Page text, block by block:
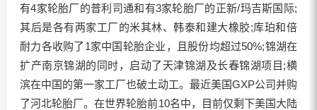
有4家轮胎厂的普利司通和有3家轮胎厂的正新/玛吉斯国际;
其后是各有两家工厂的米其林、韩泰和建大橡胶;库珀和倍
耐力各收购了1家中国轮胎企业，且股份均超过50%;锦湖在
扩产南京锦湖的同时，启动了天津锦湖及长春锦湖项目;横
滨在中国的第一家工厂也破土动工。最近美国GXP公司并购
了河北轮胎厂。在世界轮胎前10名中，目前仅剩下美国大陆